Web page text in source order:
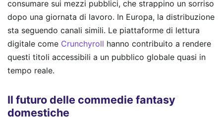
consumare sui mezzi pubblici, che strappino un sorriso
dopo una giornata di lavoro. In Europa, la distribuzione
sta seguendo canali simili. Le piattaforme di lettura
digitale come Crunchyroll hanno contribuito a rendere
questi titoli accessibili a un pubblico globale quasi in
tempo reale.
Il futuro delle commedie fantasy
domestiche